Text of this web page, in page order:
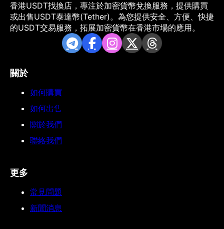
香港USDT找換店，專注於加密貨幣兌換服務，提供購買
或出售USDT泰達幣(Tether)。為您提供安全、方便、快捷
的USDT交易服務，拓展加密貨幣在香港市場的應用。
關於
如何購買
如何出售
關於我們
聯絡我們
更多
常見問題
新聞消息